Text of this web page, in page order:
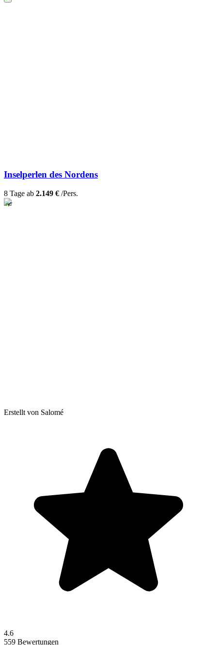
Inselperlen des Nordens
8 Tage ab 2.149 € /Pers.
Erstellt von Salomé
4.6
559 Bewertungen